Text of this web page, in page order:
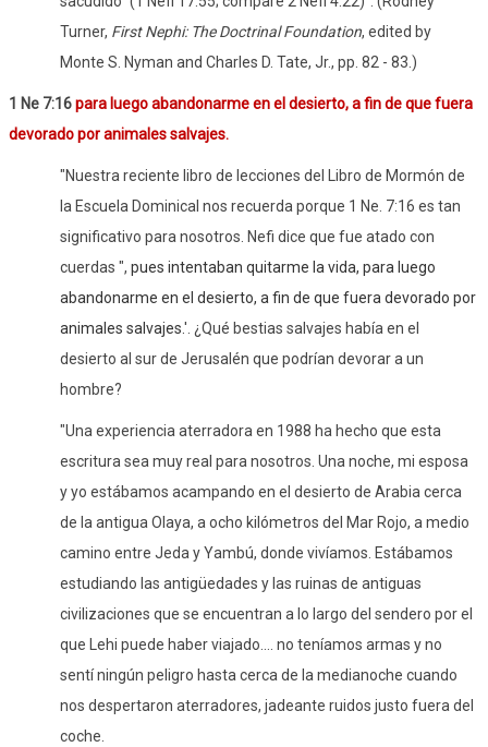
Turner, First Nephi: The Doctrinal Foundation, edited by
Monte S. Nyman and Charles D. Tate, Jr., pp. 82 - 83.)
1 Ne 7:16para luego abandonarme en el desierto, a fin de que fuera
devorado por animales salvajes.
"Nuestra reciente libro de lecciones del Libro de Mormón de
la Escuela Dominical nos recuerda porque 1 Ne. 7:16 es tan
significativo para nosotros. Nefi dice que fue atado con
cuerdas ",pues intentaban quitarme la vida, para luego
abandonarme en el desierto, a fin de que fuera devorado por
animales salvajes.'. ¿Qué bestias salvajes había en el
desierto al sur de Jerusalén que podrían devorar a un
hombre?
"Una experiencia aterradora en 1988 ha hecho que esta
escritura sea muy real para nosotros. Una noche, mi esposa
y yo estábamos acampando en el desierto de Arabia cerca
de la antigua Olaya, a ocho kilómetros del Mar Rojo, a medio
camino entre Jeda y Yambú, donde vivíamos. Estábamos
estudiando las antigüedades y las ruinas de antiguas
civilizaciones que se encuentran a lo largo del sendero por el
que Lehi puede haber viajado.... no teníamos armas y no
sentí ningún peligro hasta cerca de la medianoche cuando
nos despertaron aterradores, jadeante ruidos justo fuera del
coche.